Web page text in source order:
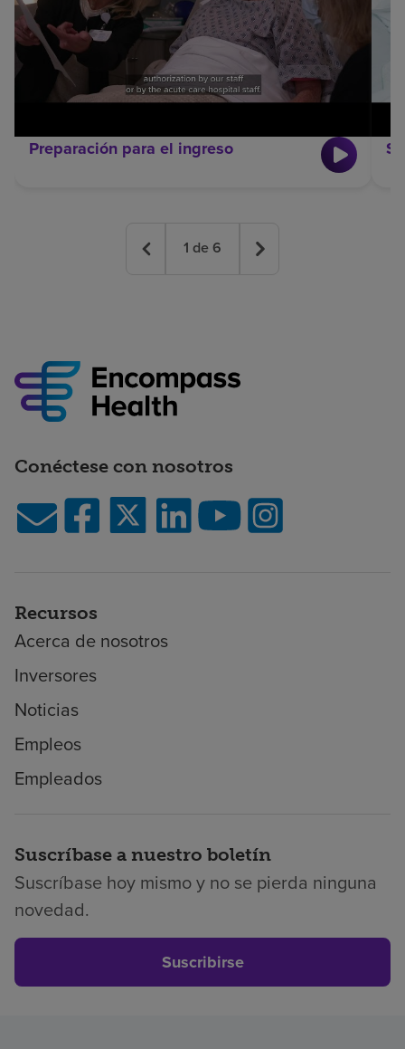
Preparación para el ingreso
1 de 6
Conéctese con nosotros
Recursos
Acerca de nosotros
Inversores
Noticias
Empleos
Empleados
Suscríbase a nuestro boletín
Suscríbase hoy mismo y no se pierda ninguna
novedad.
Suscribirse